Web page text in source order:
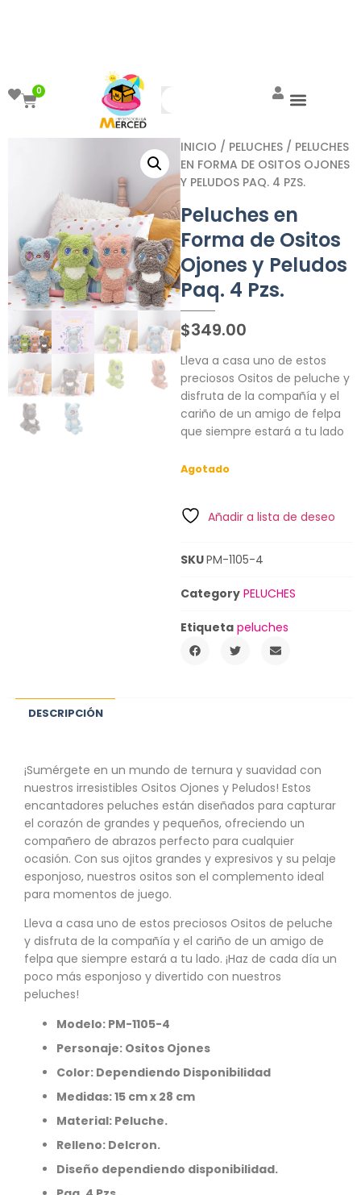
0
INICIO / PELUCHES / PELUCHES
EN FORMA DE OSITOS OJONES
Y PELUDOS PAQ. 4 PZS.
Peluches en
Forma de Ositos
Ojones y Peludos
Paq. 4 Pzs.
$349.00
Lleva a casa uno de estos
preciosos Ositos de peluche y
disfruta de la compañía y el
cariño de un amigo de felpa
que siempre estará a tu lado
Agotado
Añadir a lista de deseo
SKUPM-1105-4
Category PELUCHES
Etiqueta peluches
DESCRIPCIÓN
¡Sumérgete en un mundo de ternura y suavidad con
nuestros irresistibles Ositos Ojones y Peludos! Estos
encantadores peluches están diseñados para capturar
el corazón de grandes y pequeños, ofreciendo un
compañero de abrazos perfecto para cualquier
ocasión. Con sus ojitos grandes y expresivos y su pelaje
esponjoso, nuestros ositos son el complemento ideal
para momentos de juego.
Lleva a casa uno de estos preciosos Ositos de peluche
y disfruta de la compañía y el cariño de un amigo de
felpa que siempre estará a tu lado. ¡Haz de cada día un
poco más esponjoso y divertido con nuestros
peluches!
Modelo: PM-1105-4
Personaje: Ositos Ojones
Color: Dependiendo Disponibilidad
Medidas: 15 cm x 28 cm
Material: Peluche.
Relleno: Delcron.
Diseño dependiendo disponibilidad.